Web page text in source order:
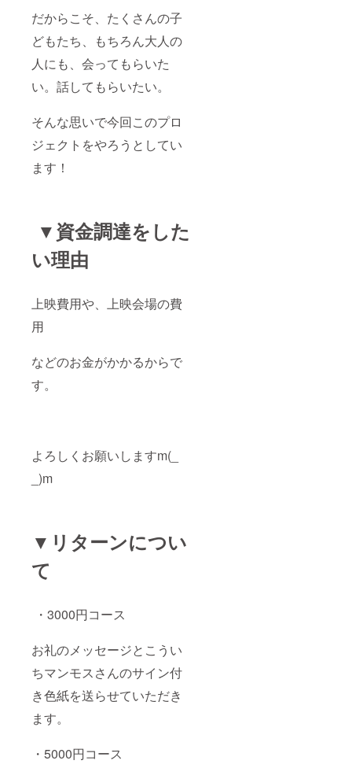
だからこそ、たくさんの子
どもたち、もちろん大人の
人にも、会ってもらいた
い。話してもらいたい。
そんな思いで今回このプロ
ジェクトをやろうとしてい
ます！
▼資金調達をした
い理由
上映費用や、上映会場の費
用
などのお金がかかるからで
す。
よろしくお願いしますm(_
_)m
▼リターンについ
て
・3000円コース
お礼のメッセージとこうい
ちマンモスさんのサイン付
き色紙を送らせていただき
ます。
・5000円コース